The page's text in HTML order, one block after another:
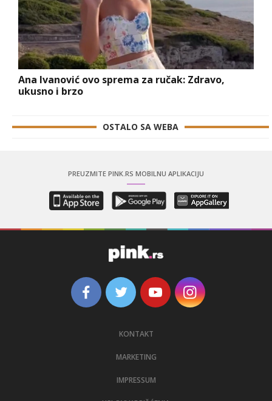
Ana Ivanović ovo sprema za ručak: Zdravo,
ukusno i brzo
OSTALO SA WEBA
PREUZMITE PINK.RS MOBILNU APLIKACIJU
KONTAKT
MARKETING
IMPRESSUM